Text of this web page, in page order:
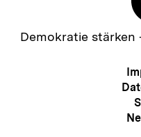
Zur
Demokratie stärken